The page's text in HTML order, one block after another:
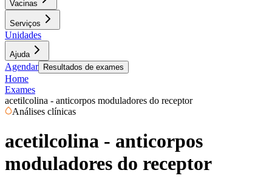
Vacinas
Serviços
Unidades
Ajuda
Agendar Resultados de exames
Home
Exames
acetilcolina - anticorpos moduladores do receptor
Análises clínicas
acetilcolina - anticorpos
moduladores do receptor